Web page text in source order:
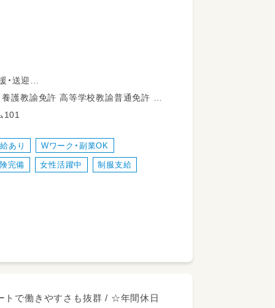
・送迎
101
あり Wワーク・副業OK
完備 女性活躍中 制服支給
トで働きやすさも抜群 / ☆年間休日